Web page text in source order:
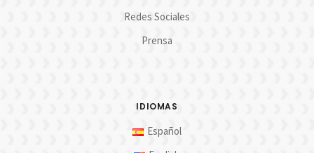
Redes Sociales
Prensa
IDIOMAS
Español